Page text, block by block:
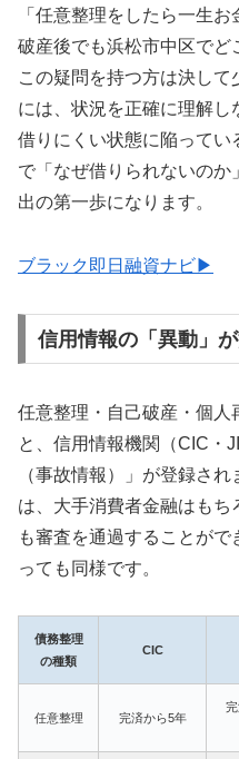
「任意整理をしたら一生
破産後でも浜松市中区で
この疑問を持つ方は決し
には、状況を正確に理解し
借りにくい状態に陥ってい
で「なぜ借りられないの
出の第一歩になります。
ブラック即日融資ナビ▶
信用情報の「異動」
任意整理・自己破産・個人
と、信用情報機関（CIC・
（事故情報）」が登録さ
は、大手消費者金融はも
も審査を通過することが
っても同様です。
債務整理
の種類
CIC
任意整理 完済から5年